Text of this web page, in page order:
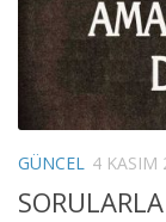
GÜNCEL 4 KASIM